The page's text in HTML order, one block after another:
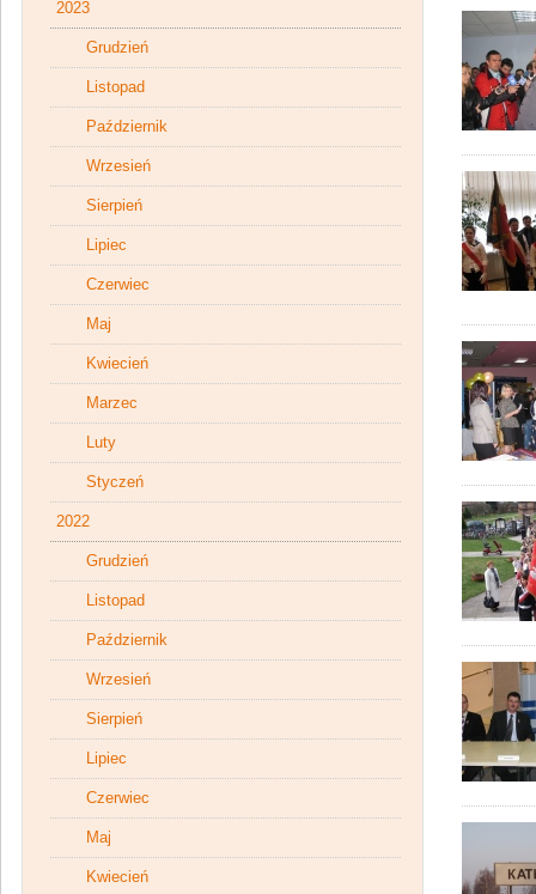
2023
Grudzień
Listopad
Październik
Wrzesień
Sierpień
Lipiec
Czerwiec
Maj
Kwiecień
Marzec
Luty
Styczeń
2022
Grudzień
Listopad
Październik
Wrzesień
Sierpień
Lipiec
Czerwiec
Maj
Kwiecień